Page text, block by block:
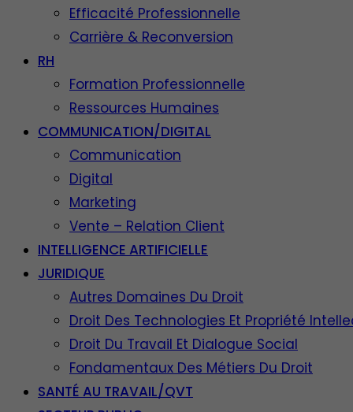
Efficacité Professionnelle
Carrière & Reconversion
RH
Formation Professionnelle
Ressources Humaines
COMMUNICATION/DIGITAL
Communication
Digital
Marketing
Vente – Relation Client
INTELLIGENCE ARTIFICIELLE
JURIDIQUE
Autres Domaines Du Droit
Droit Des Technologies Et Propriété
Droit Du Travail Et Dialogue Social
Fondamentaux Des Métiers Du Droit
SANTÉ AU TRAVAIL/QVT